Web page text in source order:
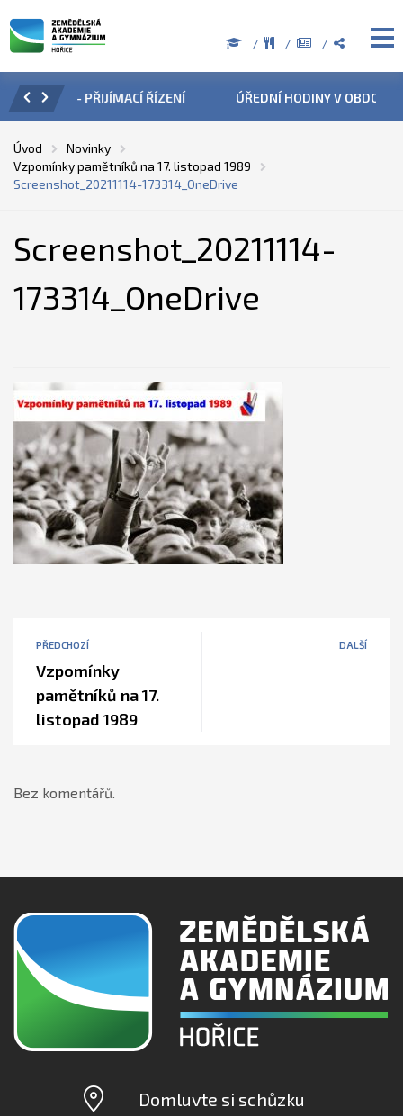
ÚŘEDNÍ HODINY V OBDOBÍ LETNÍCH PRÁZDNIN
Úvod
Novinky
Vzpomínky pamětníků na 17. listopad 1989
Screenshot_20211114-173314_OneDrive
Screenshot_20211114-
173314_OneDrive
PŘEDCHOZÍ
Vzpomínky
pamětníků na 17.
listopad 1989
DALŠÍ
Bez komentářů.
Domluvte si schůzku